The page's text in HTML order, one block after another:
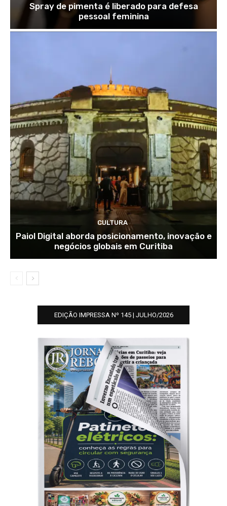
Spray de pimenta é liberado para defesa
pessoal feminina
CULTURA
Paiol Digital aborda posicionamento, inovação e
negócios globais em Curitiba
EDIÇÃO IMPRESSA Nº 145 | JULHO/2026